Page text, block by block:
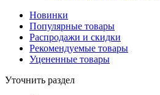
Новинки
Популярные товары
Распродажи и скидки
Рекомендуемые товары
Уцененные товары
Уточнить раздел